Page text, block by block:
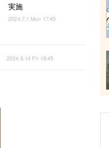
実施
2024.7.1 Mon 17:45
2024.6.14 Fri 19:45